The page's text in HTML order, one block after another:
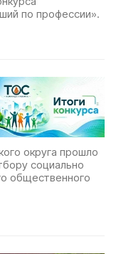
по профессии».
округа прошло
социально
общественного